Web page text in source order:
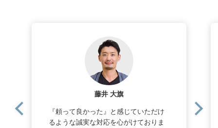
藤井 大旗
『頼って良かった』と感じていただけ
るような誠実な対応を心がけておりま